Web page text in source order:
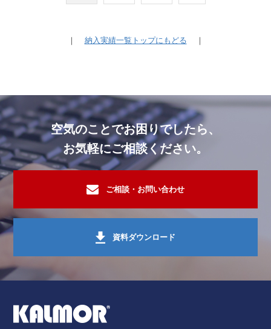
文化・娯楽施設 オゾン脱臭機 カルモア-200・1台
スーパー・小売業・卸商社 オゾン脱臭機 カルモア-200・1台
病院・福祉施設 オゾン脱臭機 カルモア-200・1台
その他 施設 オゾン脱臭機
その他 施設 オゾン脱臭機
文化・娯楽施設 オゾン脱臭機
スーパー・小売業・卸商社 オゾン脱臭機 カルモア-200・1台
文化・娯楽施設
ホテル・旅館・リゾート施設
｜ 納入実績一覧トップにもどる ｜
空気のことでお困りでしたら、
お気軽にご相談ください。
ご相談・お問い合わせ
資料ダウンロード